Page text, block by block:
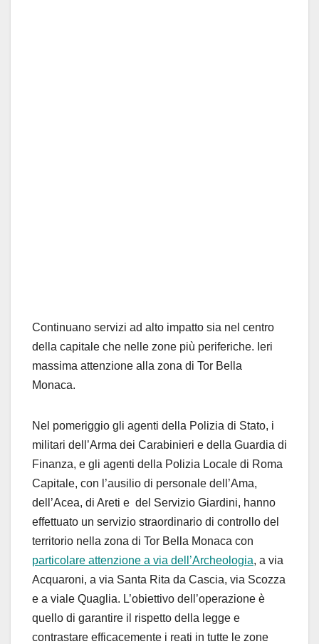
Continuano servizi ad alto impatto sia nel centro
della capitale che nelle zone più periferiche. Ieri
massima attenzione alla zona di Tor Bella
Monaca.
Nel pomeriggio gli agenti della Polizia di Stato, i
militari dell’Arma dei Carabinieri e della Guardia di
Finanza, e gli agenti della Polizia Locale di Roma
Capitale, con l’ausilio di personale dell’Ama,
dell’Acea, di Areti e del Servizio Giardini, hanno
effettuato un servizio straordinario di controllo del
territorio nella zona di Tor Bella Monaca con
particolare attenzione a via dell’Archeologia, a via
Acquaroni, a via Santa Rita da Cascia, via Scozza
e a viale Quaglia. L’obiettivo dell’operazione è
quello di garantire il rispetto della legge e
contrastare efficacemente i reati in tutte le zone